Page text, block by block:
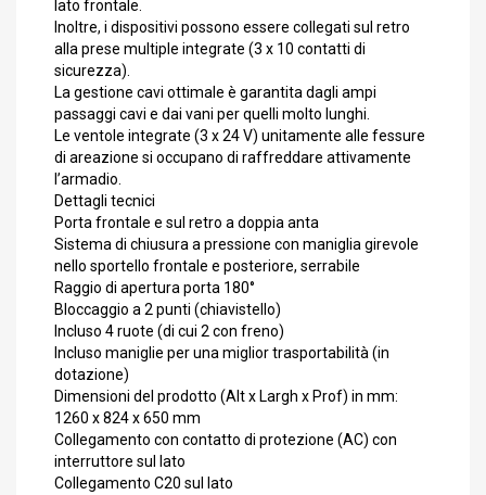
lato frontale.
Inoltre, i dispositivi possono essere collegati sul retro
alla prese multiple integrate (3 x 10 contatti di
sicurezza).
La gestione cavi ottimale è garantita dagli ampi
passaggi cavi e dai vani per quelli molto lunghi.
Le ventole integrate (3 x 24 V) unitamente alle fessure
di areazione si occupano di raffreddare attivamente
l’armadio.
Dettagli tecnici
Porta frontale e sul retro a doppia anta
Sistema di chiusura a pressione con maniglia girevole
nello sportello frontale e posteriore, serrabile
Raggio di apertura porta 180°
Bloccaggio a 2 punti (chiavistello)
Incluso 4 ruote (di cui 2 con freno)
Incluso maniglie per una miglior trasportabilità (in
dotazione)
Dimensioni del prodotto (Alt x Largh x Prof) in mm:
1260 x 824 x 650 mm
Collegamento con contatto di protezione (AC) con
interruttore sul lato
Collegamento C20 sul lato